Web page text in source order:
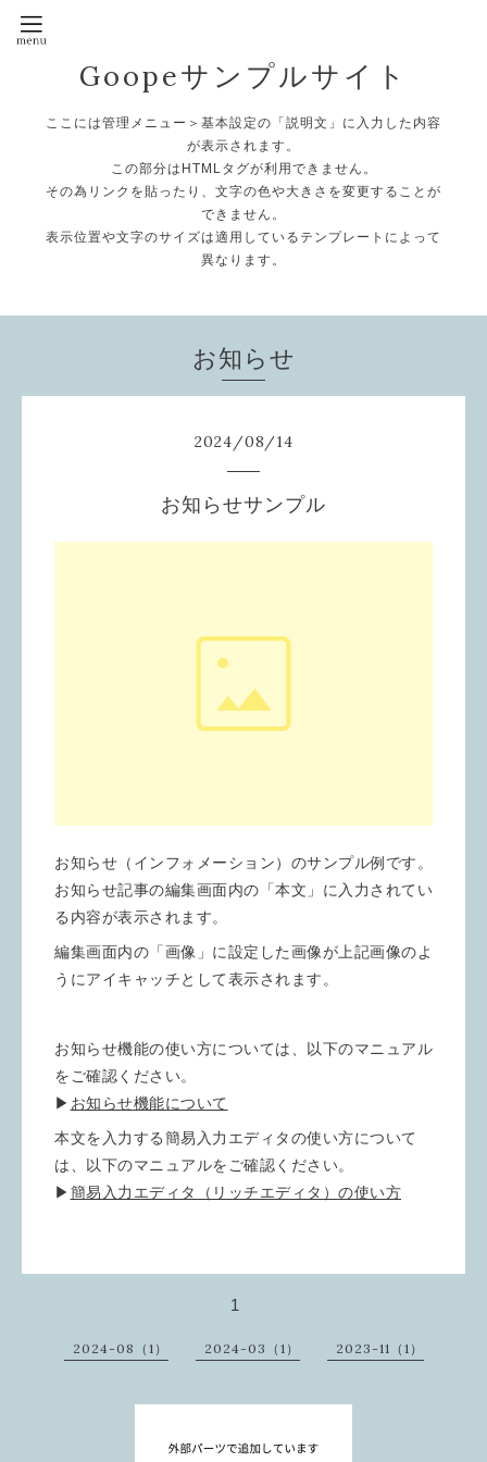
Goopeサンプルサイト
ここには管理メニュー＞基本設定の「説明文」に入力した内容
が表示されます。
この部分はHTMLタグが利用できません。
その為リンクを貼ったり、文字の色や大きさを変更することが
できません。
表示位置や文字のサイズは適用しているテンプレートによって
異なります。
お知らせ
2024/08/14
お知らせサンプル
お知らせ（インフォメーション）のサンプル例です。
お知らせ記事の編集画面内の「本文」に入力されてい
る内容が表示されます。
編集画面内の「画像」に設定した画像が上記画像のよ
うにアイキャッチとして表示されます。
お知らせ機能の使い方については、以下のマニュアル
をご確認ください。
▶ お知らせ機能について
本文を入力する簡易入力エディタの使い方について
は、以下のマニュアルをご確認ください。
▶ 簡易入力エディタ（リッチエディタ）の使い方
1
2024-08（1） 2024-03（1） 2023-11（1）